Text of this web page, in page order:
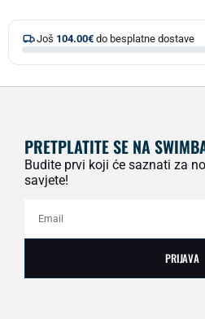
Još 104.00€ do besplatne dostave
PRETPLATITE SE NA
Budite prvi koji će saznati za
savjete!
PRIJAVA